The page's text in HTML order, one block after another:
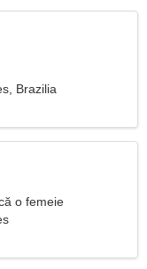
Brazilia
o femeie